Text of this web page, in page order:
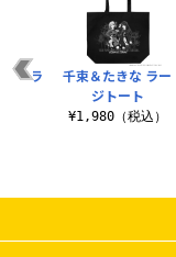
ドラ
千束＆たきな ラー
ジトート
¥1,980（税込）